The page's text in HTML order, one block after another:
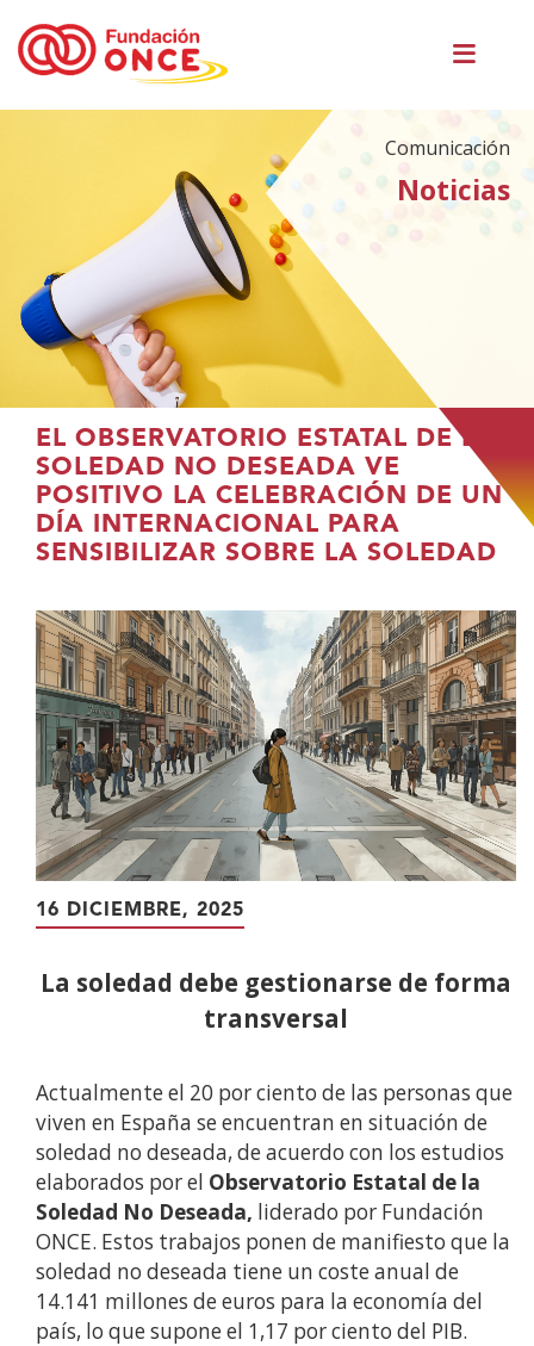
principal
Comunicación
Noticias
encuentras
contenido
EL OBSERVATORIO ESTATAL DE LA
SOLEDAD NO DESEADA VE
POSITIVO LA CELEBRACIÓN DE UN
DÍA INTERNACIONAL PARA
SENSIBILIZAR SOBRE LA SOLEDAD
16 DICIEMBRE, 2025
La soledad debe gestionarse de forma
transversal
Actualmente el 20 por ciento de las personas que
viven en España se encuentran en situación de
soledad no deseada, de acuerdo con los estudios
elaborados por el Observatorio Estatal de la
Soledad No Deseada, liderado por Fundación
ONCE. Estos trabajos ponen de manifiesto que la
soledad no deseada tiene un coste anual de
14.141 millones de euros para la economía del
país, lo que supone el 1,17 por ciento del PIB.